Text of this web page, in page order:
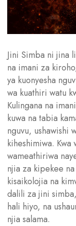
Jini Simba ni jina
na imani za
ya kuonyesha
wa kuathiri watu
Kulingana na
kuwa na tabia
nguvu, ushawishi
kiheshimiwa. Kwa
wameathiriwa
njia za kipekee
kisaikolojia na
dalili za jini
hali hiyo, na
njia salama.